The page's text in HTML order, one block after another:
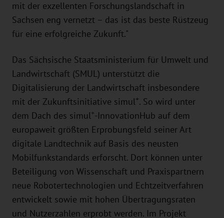
mit der exzellenten Forschungslandschaft in
Sachsen eng vernetzt – das ist das beste Rüstzeug
für eine erfolgreiche Zukunft."
Das Sächsische Staatsministerium für Umwelt und
Landwirtschaft (SMUL) unterstützt die
Digitalisierung der Landwirtschaft insbesondere
mit der Zukunftsinitiative simul+. So wird unter
dem Dach des simul+-InnovationHub auf dem
europaweit größten Erprobungsfeld seiner Art
digitale Landtechnik auf Basis des neusten
Mobilfunkstandards erforscht. Dort können unter
Beteiligung von Wissenschaft und Praxispartnern
neue Robotertechnologien und Echtzeitverfahren
entwickelt sowie mit hohen Übertragungsraten
und Nutzerzahlen erprobt werden. Im Projekt